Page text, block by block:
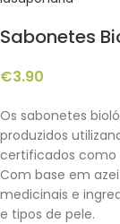
Sabonetes
€3.90
Os sabonetes
produzidos
certificados como
Com base em
medicinais e
e tipos de pele.